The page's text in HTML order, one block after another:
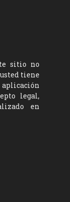
sitio no
tiene
legal,
en